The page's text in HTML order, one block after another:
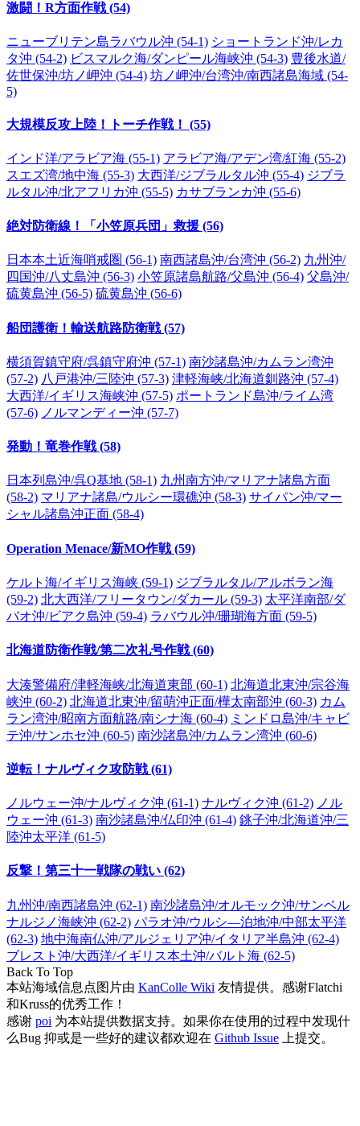
激闘！R方面作戦 (54)
ニューブリテン島ラバウル沖 (54-1) ショートランド沖/レカ
タ沖 (54-2) ビスマルク海/ダンピール海峡沖 (54-3) 豊後水道/
佐世保沖/坊ノ岬沖 (54-4) 坊ノ岬沖/台湾沖/南西諸島海域 (54-
5)
大規模反攻上陸！トーチ作戦！ (55)
インド洋/アラビア海 (55-1) アラビア海/アデン湾/紅海 (55-2)
スエズ湾/地中海 (55-3) 大西洋/ジブラルタル沖 (55-4) ジブラ
ルタル沖/北アフリカ沖 (55-5) カサブランカ沖 (55-6)
絶対防衛線！「小笠原兵団」救援 (56)
日本本土近海哨戒圏 (56-1) 南西諸島沖/台湾沖 (56-2) 九州沖/
四国沖/八丈島沖 (56-3) 小笠原諸島航路/父島沖 (56-4) 父島沖/
硫黄島沖 (56-5) 硫黄島沖 (56-6)
船団護衛！輸送航路防衛戦 (57)
横須賀鎮守府/呉鎮守府沖 (57-1) 南沙諸島沖/カムラン湾沖
(57-2) 八戸港沖/三陸沖 (57-3) 津軽海峡/北海道釧路沖 (57-4)
大西洋/イギリス海峡沖 (57-5) ポートランド島沖/ライム湾
(57-6) ノルマンディー沖 (57-7)
発動！竜巻作戦 (58)
日本列島沖/呉Q基地 (58-1) 九州南方沖/マリアナ諸島方面
(58-2) マリアナ諸島/ウルシー環礁沖 (58-3) サイパン沖/マー
シャル諸島沖正面 (58-4)
Operation Menace/新MO作戦 (59)
ケルト海/イギリス海峡 (59-1) ジブラルタル/アルボラン海
(59-2) 北大西洋/フリータウン/ダカール (59-3) 太平洋南部/ダ
バオ沖/ビアク島沖 (59-4) ラバウル沖/珊瑚海方面 (59-5)
北海道防衛作戦/第二次礼号作戦 (60)
大湊警備府/津軽海峡/北海道東部 (60-1) 北海道北東沖/宗谷海
峡沖 (60-2) 北海道北東沖/留萌沖正面/樺太南部沖 (60-3) カム
ラン湾沖/昭南方面航路/南シナ海 (60-4) ミンドロ島沖/キャビ
テ沖/サンホセ沖 (60-5) 南沙諸島沖/カムラン湾沖 (60-6)
逆転！ナルヴィク攻防戦 (61)
ノルウェー沖/ナルヴィク沖 (61-1) ナルヴィク沖 (61-2) ノル
ウェー沖 (61-3) 南沙諸島沖/仏印沖 (61-4) 銚子沖/北海道沖/三
陸沖太平洋 (61-5)
反撃！第三十一戦隊の戦い (62)
九州沖/南西諸島沖 (62-1) 南沙諸島沖/オルモック沖/サンベル
ナルジノ海峡沖 (62-2) パラオ沖/ウルシ―泊地沖/中部太平洋
(62-3) 地中海南仏沖/アルジェリア沖/イタリア半島沖 (62-4)
ブレスト沖/大西洋/イギリス本土沖/バルト海 (62-5)
Back To Top
本站海域信息点图片由 KanColle Wiki 友情提供。感谢Flatchi
和Kruss的优秀工作！
感谢 poi 为本站提供数据支持。如果你在使用的过程中发现什
么Bug 抑或是一些好的建议都欢迎在 Github Issue 上提交。